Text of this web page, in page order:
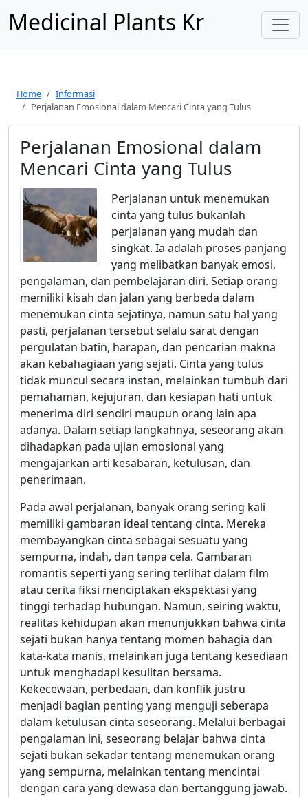
Medicinal Plants Kr
Home
Informasi
Perjalanan Emosional dalam Mencari Cinta yang Tulus
Perjalanan Emosional dalam
Mencari Cinta yang Tulus
Perjalanan untuk menemukan
cinta yang tulus bukanlah
perjalanan yang mudah dan
singkat. Ia adalah proses panjang
yang melibatkan banyak emosi,
pengalaman, dan pembelajaran diri. Setiap orang
memiliki kisah dan jalan yang berbeda dalam
menemukan cinta sejatinya, namun satu hal yang
pasti, perjalanan tersebut selalu sarat dengan
pergulatan batin, harapan, dan pencarian makna
akan kebahagiaan yang sejati. Cinta yang tulus
tidak muncul secara instan, melainkan tumbuh dari
pemahaman, kejujuran, dan kesiapan hati untuk
menerima diri sendiri maupun orang lain apa
adanya. Dalam setiap langkahnya, seseorang akan
dihadapkan pada ujian emosional yang
mengajarkan arti kesabaran, ketulusan, dan
penerimaan.
Pada awal perjalanan, banyak orang sering kali
memiliki gambaran ideal tentang cinta. Mereka
membayangkan cinta sebagai sesuatu yang
sempurna, indah, dan tanpa cela. Gambaran
romantis seperti yang sering terlihat dalam film
atau cerita fiksi menciptakan ekspektasi yang
tinggi terhadap hubungan. Namun, seiring waktu,
realitas kehidupan akan menunjukkan bahwa cinta
sejati bukan hanya tentang momen bahagia dan
kata-kata manis, melainkan juga tentang kesediaan
untuk menghadapi kesulitan bersama.
Kekecewaan, perbedaan, dan konflik justru
menjadi bagian penting yang menguji seberapa
dalam ketulusan cinta seseorang. Melalui berbagai
pengalaman ini, seseorang belajar bahwa cinta
sejati bukan sekadar tentang menemukan orang
yang sempurna, melainkan tentang mencintai
dengan cara yang dewasa dan bertanggung jawab.